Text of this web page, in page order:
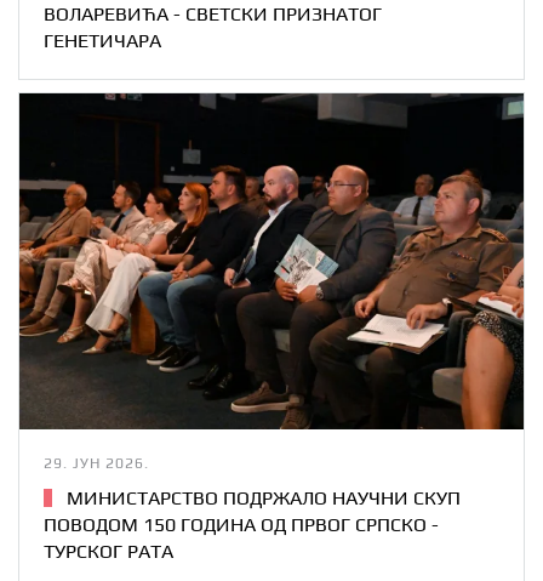
ВОЛАРЕВИЋА - СВЕТСКИ ПРИЗНАТОГ
ГЕНЕТИЧАРА
29. ЈУН 2026.
МИНИСТАРСТВО ПОДРЖАЛО НАУЧНИ СКУП
ПОВОДОМ 150 ГОДИНА ОД ПРВОГ СРПСКО -
ТУРСКОГ РАТА